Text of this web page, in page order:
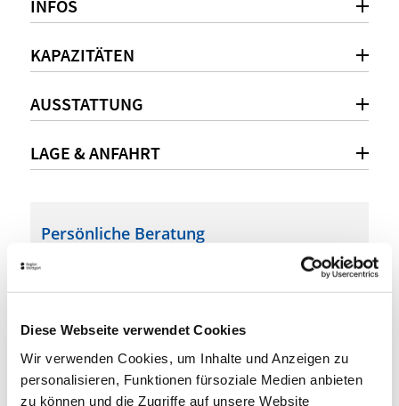
Diese Webseite verwendet Cookies
Wir verwenden Cookies, um Inhalte und Anzeigen zu
personalisieren, Funktionen fürsoziale Medien anbieten
zu können und die Zugriffe auf unsere Website
INFOS
KAPAZITÄTEN
AUSSTATTUNG
LAGE & ANFAHRT
Persönliche Beratung